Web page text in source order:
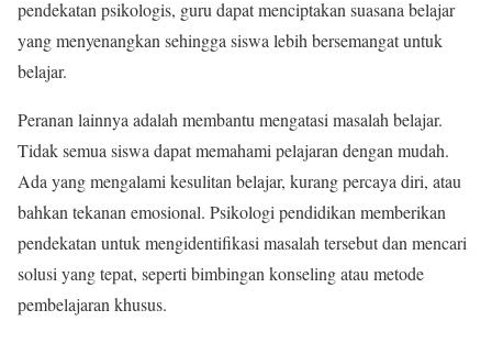
pendekatan psikologis, guru dapat menciptakan suasana belajar
yang menyenangkan sehingga siswa lebih bersemangat untuk
belajar.
Peranan lainnya adalah membantu mengatasi masalah belajar.
Tidak semua siswa dapat memahami pelajaran dengan mudah.
Ada yang mengalami kesulitan belajar, kurang percaya diri, atau
bahkan tekanan emosional. Psikologi pendidikan memberikan
pendekatan untuk mengidentifikasi masalah tersebut dan mencari
solusi yang tepat, seperti bimbingan konseling atau metode
pembelajaran khusus.